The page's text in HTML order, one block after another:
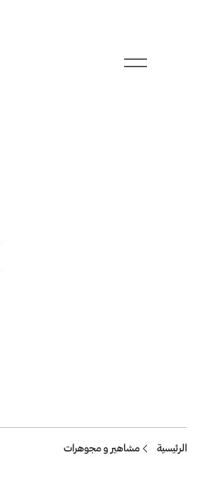
Breadcrumb
الرئيسية مشاهير و مجوهرات